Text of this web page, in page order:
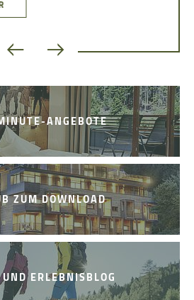
ANGEBOTE
ZUM DOWNLOAD
ERLEBNISBLOG